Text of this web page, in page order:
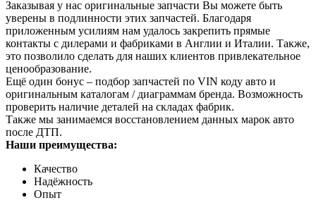
Заказывая у нас оригинальные запчасти Вы можете быть
уверены в подлинности этих запчастей. Благодаря
приложенным усилиям нам удалось закрепить прямые
контакты с дилерами и фабриками в Англии и Италии. Также,
это позволило сделать для наших клиентов привлекательное
ценообразование.
Ещё один бонус – подбор запчастей по VIN коду авто и
оригинальным каталогам / диаграммам бренда. Возможность
проверить наличие деталей на складах фабрик.
Также мы занимаемся восстановлением данных марок авто
после ДТП.
Наши преимущества:
Качество
Надёжность
Опыт